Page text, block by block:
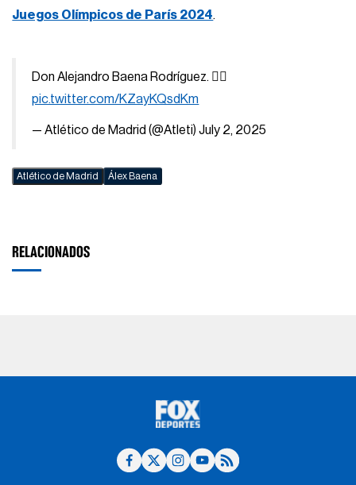
Juegos Olímpicos de París 2024.
Don Alejandro Baena Rodríguez. 😮‍💨
pic.twitter.com/KZayKQsdKm
— Atlético de Madrid (@Atleti)July 2, 2025
Atlético de Madrid Álex Baena
RELACIONADOS